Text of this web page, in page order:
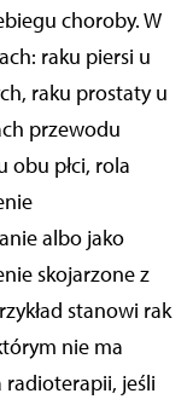
choroby. W
raku piersi u
raku prostaty u
przewodu
obu płci, rola
albo jako
skojarzone z
stanowi rak
nie ma
jeśli